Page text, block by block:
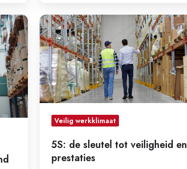
5S:
de
sleutel
tot
veiligheid
en
prestaties
Veilig werkklimaat
5S: de sleutel tot veiligheid en
prestaties